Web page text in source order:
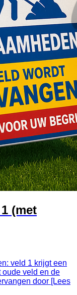
(met
veld 1 krijgt een
oude veld en de
door [Lees